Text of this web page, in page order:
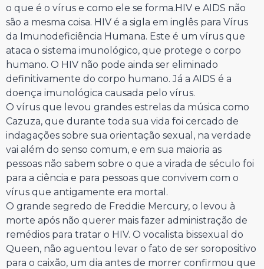
o que é o vírus e como ele se forma.HIV e AIDS não
são a mesma coisa. HIV é a sigla em inglês para Vírus
da Imunodeficiência Humana. Este é um vírus que
ataca o sistema imunológico, que protege o corpo
humano. O HIV não pode ainda ser eliminado
definitivamente do corpo humano. Já a AIDS é a
doença imunológica causada pelo vírus.
O vírus que levou grandes estrelas da música como
Cazuza, que durante toda sua vida foi cercado de
indagações sobre sua orientação sexual, na verdade
vai além do senso comum, e em sua maioria as
pessoas não sabem sobre o que a virada de século foi
para a ciência e para pessoas que convivem com o
vírus que antigamente era mortal.
O grande segredo de Freddie Mercury, o levou à
morte após não querer mais fazer administração de
remédios para tratar o HIV. O vocalista bissexual do
Queen, não aguentou levar o fato de ser soropositivo
para o caixão, um dia antes de morrer confirmou que